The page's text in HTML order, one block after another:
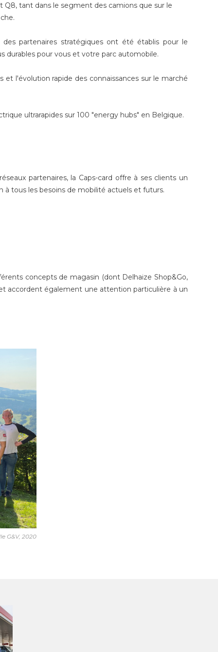
Q8, tant dans le segment des camions que sur le
partenaires stratégiques ont été établis pour le
durables pour vous et votre parc automobile.
l'évolution rapide des connaissances sur le marché
ultrarapides sur 100 "energy hubs" en Belgique.
partenaires, la Caps-card offre à ses clients un
tous les besoins de mobilité actuels et futurs.
concepts de magasin (dont Delhaize Shop&Go,
accordent également une attention particulière à un
G&V, 2020